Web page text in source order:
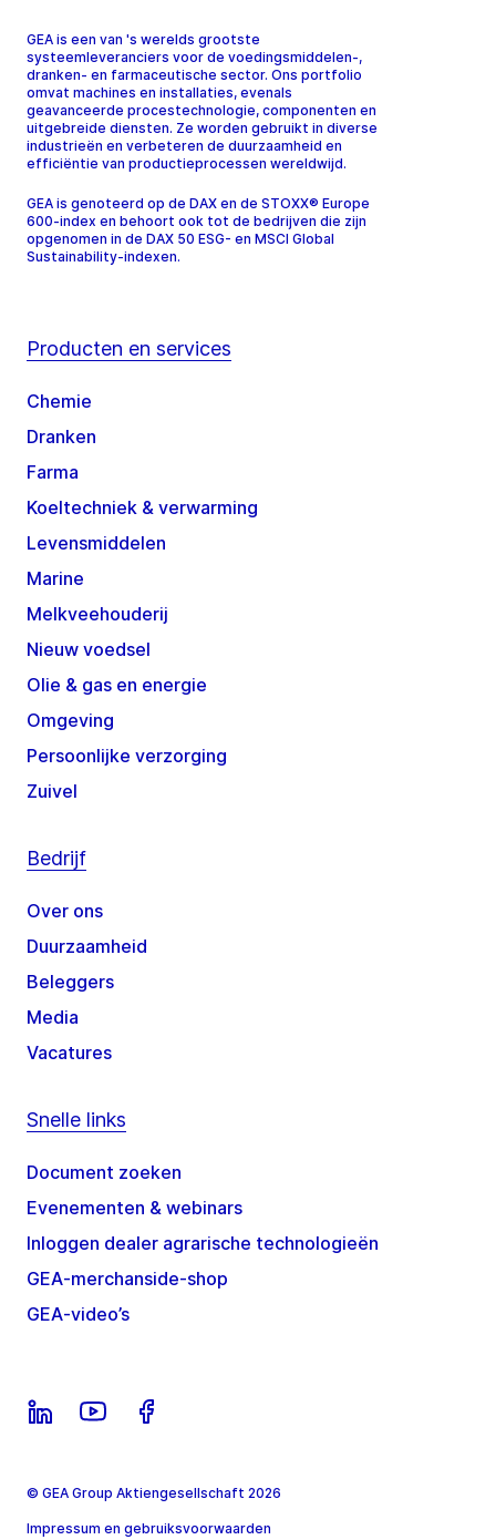
GEA is een van 's werelds grootste
systeemleveranciers voor de voedingsmiddelen-,
dranken- en farmaceutische sector. Ons portfolio
omvat machines en installaties, evenals
geavanceerde procestechnologie, componenten en
uitgebreide diensten. Ze worden gebruikt in diverse
industrieën en verbeteren de duurzaamheid en
efficiëntie van productieprocessen wereldwijd.
GEA is genoteerd op de DAX en de STOXX® Europe
600-index en behoort ook tot de bedrijven die zijn
opgenomen in de DAX 50 ESG- en MSCI Global
Sustainability-indexen.
Producten en services
Chemie
Dranken
Farma
Koeltechniek & verwarming
Levensmiddelen
Marine
Melkveehouderij
Nieuw voedsel
Olie & gas en energie
Omgeving
Persoonlijke verzorging
Zuivel
Bedrijf
Over ons
Duurzaamheid
Beleggers
Media
Vacatures
Snelle links
Document zoeken
Evenementen & webinars
Inloggen dealer agrarische technologieën
GEA-merchanside-shop
GEA-video’s
© GEA Group Aktiengesellschaft 2026
Impressum en gebruiksvoorwaarden